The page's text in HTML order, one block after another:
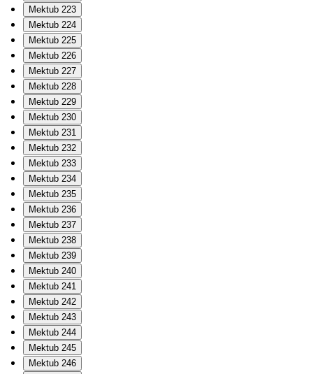
Mektub 223
Mektub 224
Mektub 225
Mektub 226
Mektub 227
Mektub 228
Mektub 229
Mektub 230
Mektub 231
Mektub 232
Mektub 233
Mektub 234
Mektub 235
Mektub 236
Mektub 237
Mektub 238
Mektub 239
Mektub 240
Mektub 241
Mektub 242
Mektub 243
Mektub 244
Mektub 245
Mektub 246